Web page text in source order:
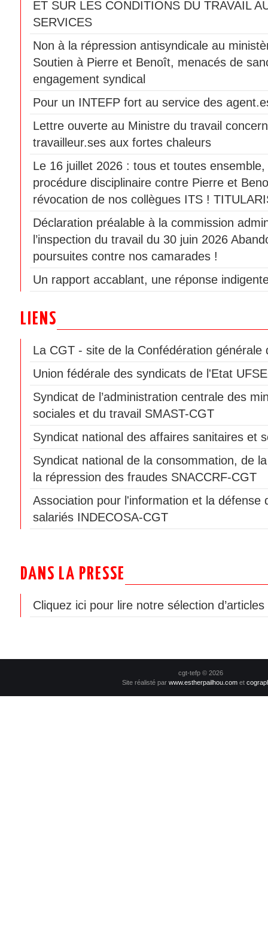
ET SUR LES CONDITIONS DU TRAVAIL
SERVICES
Non à la répression antisyndicale au
Soutien à Pierre et Benoît, menacés de
engagement syndical
Pour un INTEFP fort au service des
Lettre ouverte au Ministre du travail
travailleur.ses aux fortes chaleurs
Le 16 juillet 2026 : tous et toutes
procédure disciplinaire contre Pierre et
révocation de nos collègues ITS !
Déclaration préalable à la commission
l’inspection du travail du 30 juin 2026
poursuites contre nos camarades !
Un rapport accablant, une réponse
LIENS
La CGT - site de la Confédération générale
Union fédérale des syndicats de l'Etat
Syndicat de l’administration centrale des
sociales et du travail SMAST-CGT
Syndicat national des affaires sanitaires et
Syndicat national de la consommation, de
la répression des fraudes SNACCRF-CGT
Association pour l'information et la défense
salariés INDECOSA-CGT
DANS LA PRESSE
Cliquez ici pour lire notre sélection
cgt-tefp © 2026
Site réalisté parwww.estherpailhou.com et